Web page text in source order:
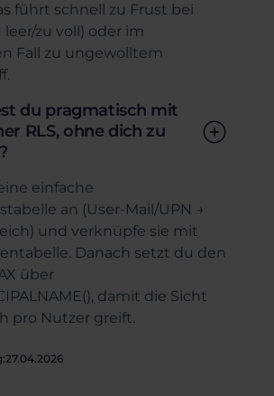
führt schnell zu Frust bei
leer/zu voll) oder im
Fall zu ungewolltem
du pragmatisch mit
RLS, ohne dich zu
einfache
an (User-Mail/UPN →
und verknüpfe sie mit
Danach setzt du den
über
damit die Sicht
pro Nutzer greift.
27.04.2026